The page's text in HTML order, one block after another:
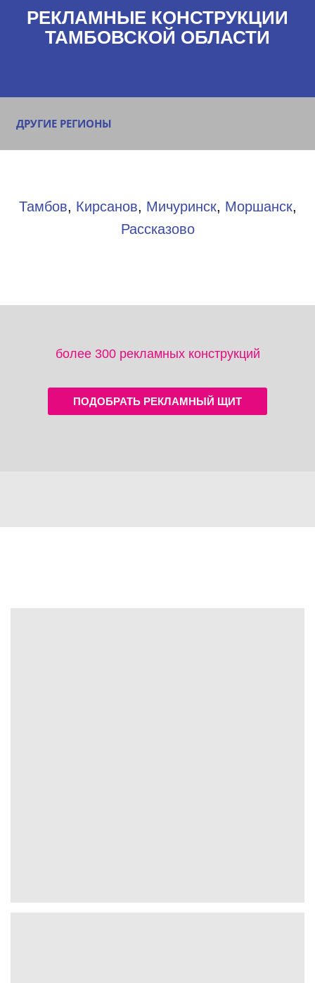
РЕКЛАМНЫЕ КОНСТРУКЦИИ
ТАМБОВСКОЙ ОБЛАСТИ
ДРУГИЕ РЕГИОНЫ
Тамбов, Кирсанов, Мичуринск, Моршанск,
Рассказово
более 300 рекламных конструкций
ПОДОБРАТЬ РЕКЛАМНЫЙ ЩИТ